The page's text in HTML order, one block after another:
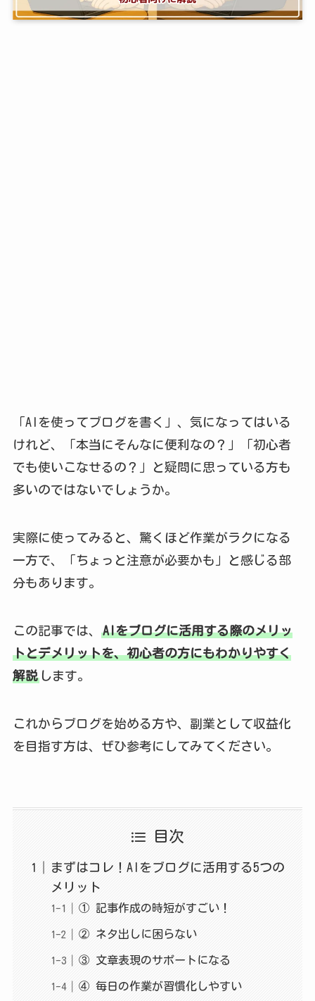
「AIを使ってブログを書く」、気になってはいる
けれど、「本当にそんなに便利なの？」「初心者
でも使いこなせるの？」と疑問に思っている方も
多いのではないでしょうか。
実際に使ってみると、驚くほど作業がラクになる
一方で、「ちょっと注意が必要かも」と感じる部
分もあります。
この記事では、
AIをブログに活用する際のメリッ
トとデメリットを、初心者の方にもわかりやすく
解説します。
これからブログを始める方や、副業として収益化
を目指す方は、ぜひ参考にしてみてください。
目次
まずはコレ！AIをブログに活用する5つの
メリット
① 記事作成の時短がすごい！
② ネタ出しに困らない
③ 文章表現のサポートになる
④ 毎日の作業が習慣化しやすい